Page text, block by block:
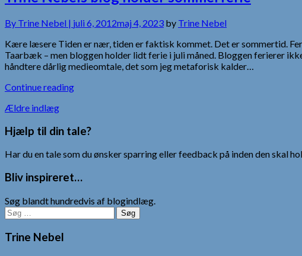
By Trine Nebel | juli 6, 2012maj 4, 2023 by Trine Nebel
Kære læsere Tiden er nær, tiden er faktisk kommet. Det er sommertid.
Taarbæk – men bloggen holder lidt ferie i juli måned. Bloggen ferierer
håndtere dårlig medieomtale, det som jeg metaforisk kalder…
Continue reading
Navigation
til
Ældre indlæg
Hjælp til din tale?
Har du en tale som du ønsker sparring eller feedback på inden den skal
Bliv inspireret…
Søg blandt hundredvis af blogindlæg.
Søg
efter:
Trine Nebel